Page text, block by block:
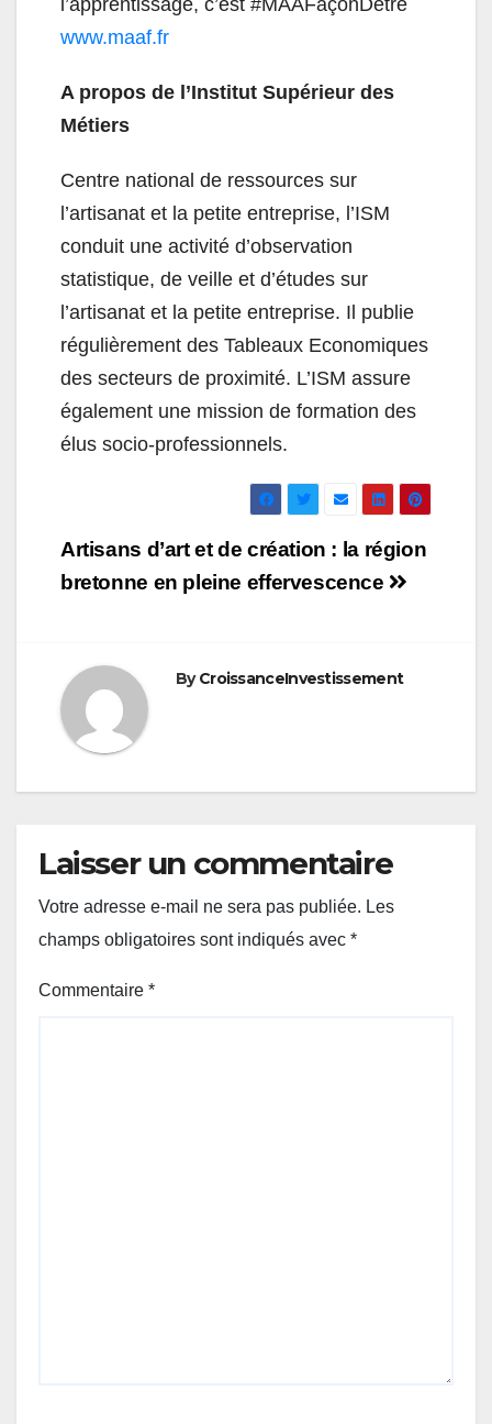
l’apprentissage, c’est #MAAFaçonDêtre
www.maaf.fr
A propos de l’Institut Supérieur des
Métiers
Centre national de ressources sur
l’artisanat et la petite entreprise, l’ISM
conduit une activité d’observation
statistique, de veille et d’études sur
l’artisanat et la petite entreprise. Il publie
régulièrement des Tableaux Economiques
des secteurs de proximité. L’ISM assure
également une mission de formation des
élus socio-professionnels.
Navigation
de
Artisans d’art et de création : la région
bretonne en pleine effervescence
ByCroissanceInvestissement
Laisser un commentaire
Votre adresse e-mail ne sera pas publiée. Les
champs obligatoires sont indiqués avec *
Commentaire *